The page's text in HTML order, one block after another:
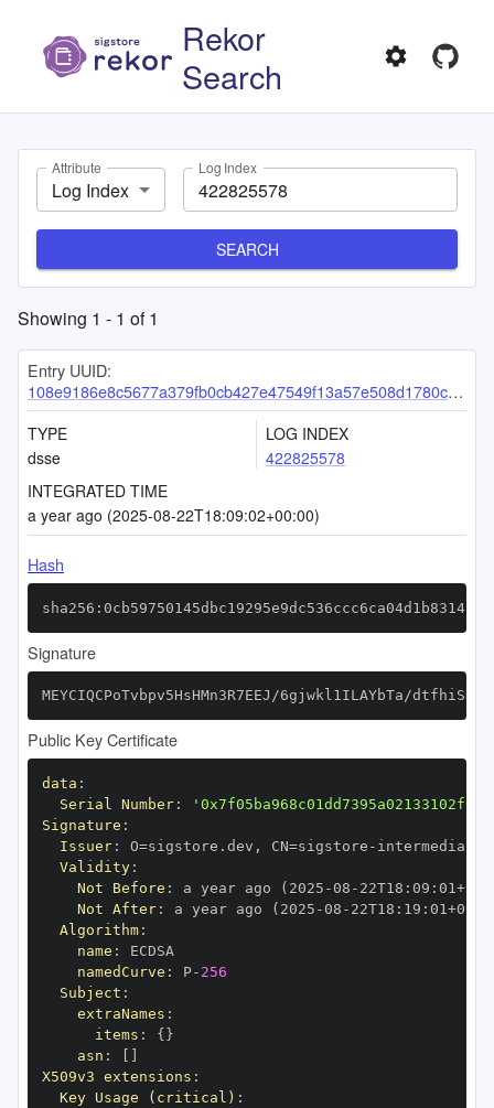
Rekor
Search
Attribute
Log Index
Log Index
SEARCH
Showing 1 - 1 of1
Entry UUID:
108e9186e8c5677a379fb0cb427e47549f13a57e508d1780cc84b38610706a000791688be929a7c0
TYPE
dsse
LOG INDEX
422825578
INTEGRATED TIME
a year ago (2025-08-22T18:09:02+00:00)
Hash
Signature
MEYCIQCPoTvbpv5HsHMn3R7EEJ/6gjwkl1ILAYbTa/
Public Key Certificate
data :
Serial Number:
Signature :
Issuer: O=sigstore.dev , CN=sigstore -
Validity:
Not Before : a year ago (2025 -08 - 22T18 : 09 : 01+00
Not After: a year ago (2025 -08 - 22T18 : 19 : 01+00
Algorithm:
name :
namedCurve : P- 256
Subject :
extraNames :
items : { }
asn :
X509v3 extensions :
Key Usage (critical) :